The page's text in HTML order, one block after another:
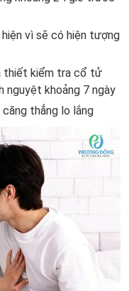
vì sẽ có hiện tượng
thiết kiểm tra cổ tử
nguyệt khoảng 7 ngày
thẳng lo lắng